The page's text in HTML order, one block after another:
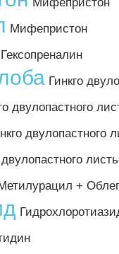
Мифепристон
Гексопреналин
Гинкго
двулопастного
двулопастного
двулопастного
+